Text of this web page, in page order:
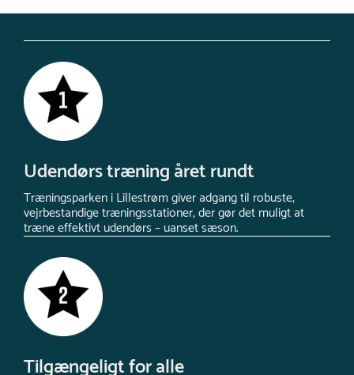
Udendørs træning året rundt
Træningsparken i Lillestrøm giver adgang til robuste,
vejrbestandige træningsstationer, der gør det muligt at
træne effektivt udendørs – uanset sæson.
Tilgængeligt for alle